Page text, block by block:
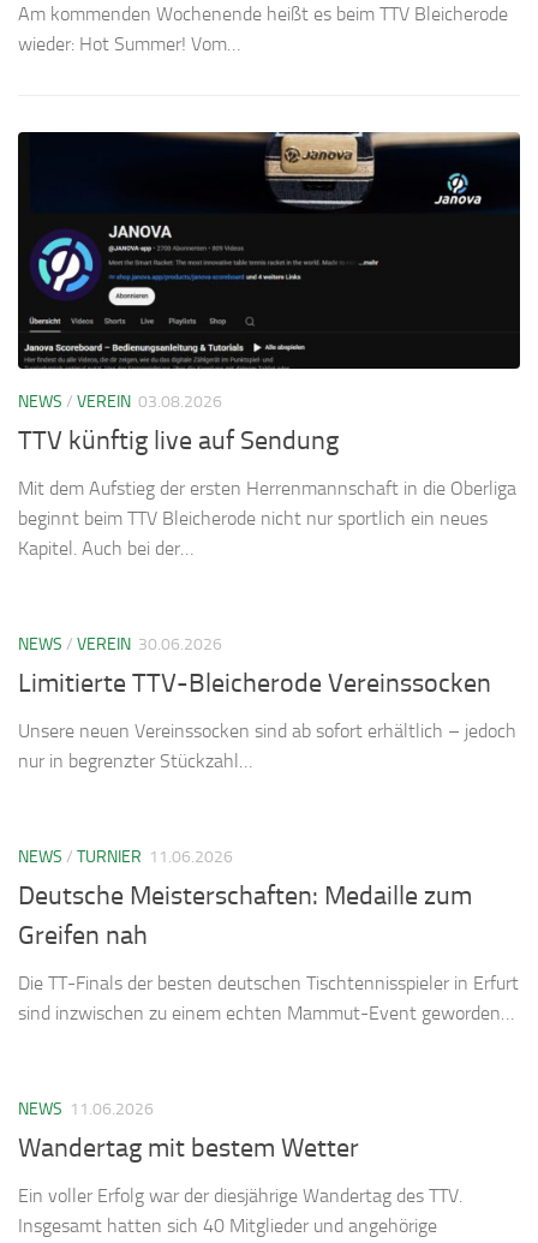
Am kommenden Wochenende heißt es beim TTV Bleicherode
wieder: Hot Summer! Vom…
NEWS / VEREIN 03.08.2026
TTV künftig live auf Sendung
Mit dem Aufstieg der ersten Herrenmannschaft in die Oberliga
beginnt beim TTV Bleicherode nicht nur sportlich ein neues
Kapitel. Auch bei der…
NEWS / VEREIN 30.06.2026
Limitierte TTV-Bleicherode Vereinssocken
Unsere neuen Vereinssocken sind ab sofort erhältlich – jedoch
nur in begrenzter Stückzahl…
NEWS / TURNIER 11.06.2026
Deutsche Meisterschaften: Medaille zum
Greifen nah
Die TT-Finals der besten deutschen Tischtennisspieler in Erfurt
sind inzwischen zu einem echten Mammut-Event geworden…
NEWS 11.06.2026
Wandertag mit bestem Wetter
Ein voller Erfolg war der diesjährige Wandertag des TTV.
Insgesamt hatten sich 40 Mitglieder und angehörige